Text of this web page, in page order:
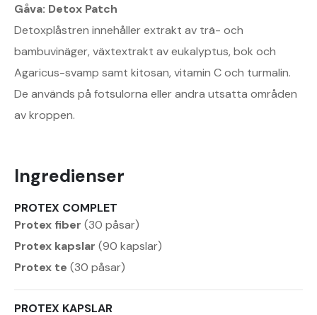
Gåva: Detox Patch
Detoxplåstren innehåller extrakt av trä- och
bambuvinäger, växtextrakt av eukalyptus, bok och
Agaricus-svamp samt kitosan, vitamin C och turmalin.
De används på fotsulorna eller andra utsatta områden
av kroppen.
Ingredienser
PROTEX COMPLET
Protex fiber (30 påsar)
Protex kapslar (90 kapslar)
Protex te (30 påsar)
PROTEX KAPSLAR